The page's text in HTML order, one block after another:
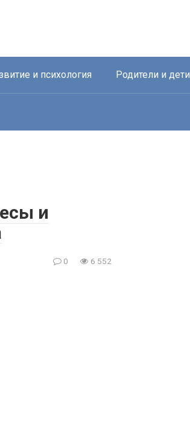
и психология Родители и дети
и
0 6 552